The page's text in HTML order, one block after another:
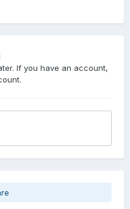
If you have an account,